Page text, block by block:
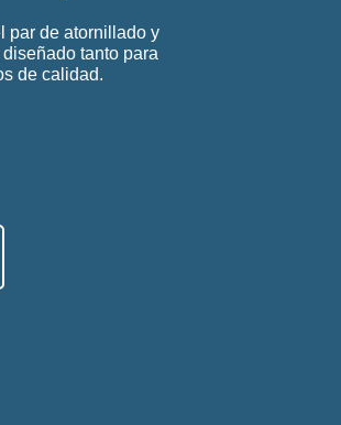
par de atornillado y
tanto para
de calidad.